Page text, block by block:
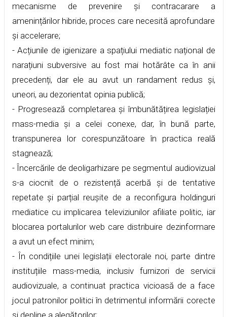
mecanisme de prevenire și contracarare a
amenințărilor hibride, proces care necesită aprofundare
și accelerare;
- Acțiunile de igienizare a spațiului mediatic național de
narațiuni subversive au fost mai hotărâte ca în anii
precedenți, dar ele au avut un randament redus și,
uneori, au dezorientat opinia publică;
- Progresează completarea și îmbunătățirea legislației
mass-media și a celei conexe, dar, în bună parte,
transpunerea lor corespunzătoare în practica reală
stagnează;
- Încercările de deoligarhizare pe segmentul audiovizual
s-a ciocnit de o rezistență acerbă și de tentative
repetate și parțial reușite de a reconfigura holdinguri
mediatice cu implicarea televiziunilor afiliate politic, iar
blocarea portalurilor web care distribuire dezinformare
a avut un efect minim;
- În condițiile unei legislații electorale noi, parte dintre
instituțiile mass-media, inclusiv furnizori de servicii
audiovizuale, a continuat practica vicioasă de a face
jocul patronilor politici în detrimentul informării corecte
și depline a alegătorilor;